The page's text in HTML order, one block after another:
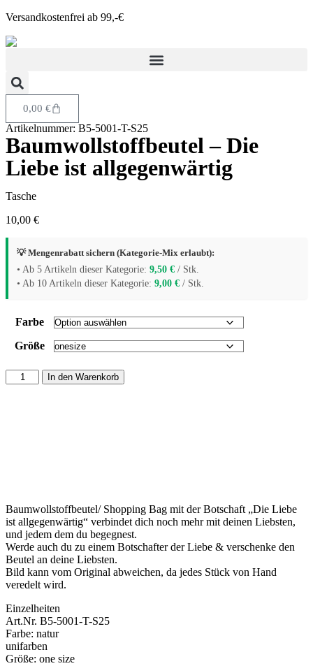
Versandkostenfrei ab 99,-€
0,00 €
Artikelnummer: B5-5001-T-S25
Baumwollstoffbeutel – Die
Liebe ist allgegenwärtig
Tasche
10,00 €
💡 Mengenrabatt sichern (Kategorie-Mix erlaubt):
• Ab 5 Artikeln dieser Kategorie: 9,50 € / Stk.
• Ab 10 Artikeln dieser Kategorie: 9,00 € / Stk.
Farbe
Größe
In den Warenkorb
Baumwollstoffbeutel/ Shopping Bag mit der Botschaft „Die Liebe
ist allgegenwärtig“ verbindet dich noch mehr mit deinen Liebsten,
und jedem dem du begegnest.
Werde auch du zu einem Botschafter der Liebe & verschenke den
Beutel an deine Liebsten.
Bild kann vom Original abweichen, da jedes Stück von Hand
veredelt wird.
Einzelheiten
Art.Nr. B5-5001-T-S25
Farbe: natur
unifarben
Größe: one size